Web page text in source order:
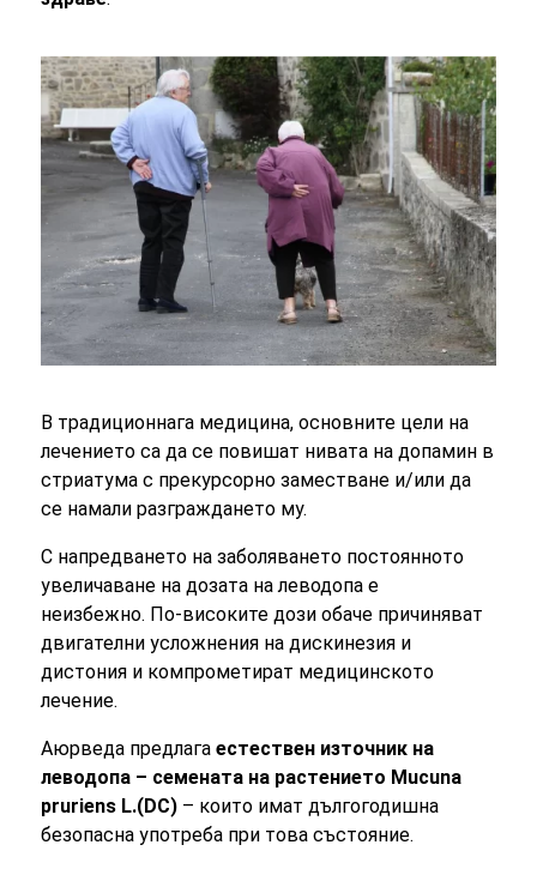
В традиционнага медицина, основните цели на
лечението са да се повишат нивата на допамин в
стриатума с прекурсорно заместване и/или да
се намали разграждането му.
С напредването на заболяването постоянното
увеличаване на дозата на леводопа е
неизбежно. По-високите дози обаче причиняват
двигателни усложнения на дискинезия и
дистония и компрометират медицинското
лечение.
Аюрведа предлагаестествен източник на
леводопа – семената на растението Mucuna
pruriens L.(DC) – които имат дългогодишна
безопасна употреба при това състояние.